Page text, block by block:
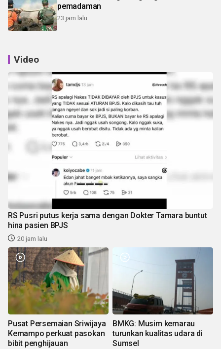
pemadaman
23 jam lalu
Video
RS Pusri putus kerja sama dengan Dokter Tamara buntut
hina pasien BPJS
20 jam lalu
Pusat Persemaian Sriwijaya
Kemampo perkuat pasokan
bibit penghijauan
BMKG: Musim kemarau
turunkan kualitas udara di
Sumsel